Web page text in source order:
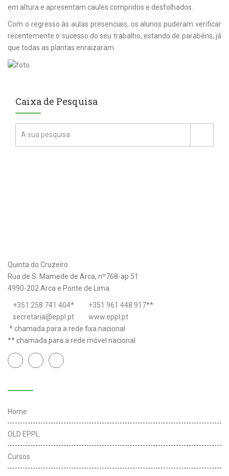
em altura e apresentam caules compridos e desfolhados.
Com o regresso às aulas presenciais, os alunos puderam verificar
recentemente o sucesso do seu trabalho, estando de parabéns, já
que todas as plantas enraizaram.
Caixa de Pesquisa
Quinta do Cruzeiro
Rua de S. Mamede de Arca, nº768-ap 51
4990-202 Arca e Ponte de Lima
+351 258 741 404* +351 961 448 917**
secretaria@eppl.pt
www.eppl.pt
* chamada para a rede fixa nacional
** chamada para a rede móvel nacional
Home
OLD EPPL
Cursos